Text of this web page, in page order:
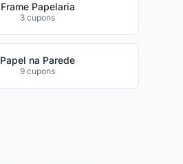
Frame Papelaria
3 cupons
Papel na Parede
9 cupons